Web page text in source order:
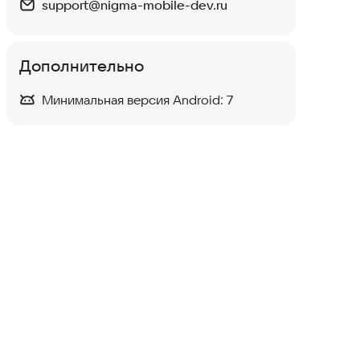
support@nigma-mobile-dev.ru
Дополнительно
Минимальная версия Android: 7